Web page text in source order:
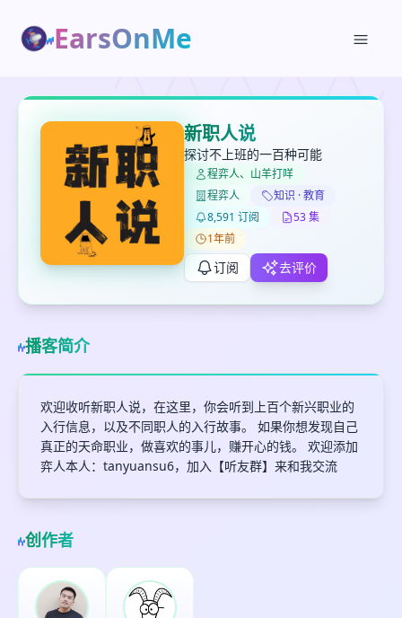
EarsOnMe
新职人说
探讨不上班的一百种可能
程弈人、山羊打咩
程弈人
知识 · 教育
8,591 订阅
53 集
1年前
订阅 去评价
播客简介
欢迎收听新职人说，在这里，你会听到上百个新兴职业的
入行信息，以及不同职人的入行故事。 如果你想发现自己
真正的天命职业，做喜欢的事儿，赚开心的钱。 欢迎添加
弈人本人：tanyuansu6，加入【听友群】来和我交流
创作者
✕
打分
键盘下留人
✕
删除确认 ✕
加入播单
创建